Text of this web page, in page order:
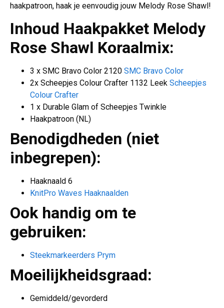
haakpatroon, haak je eenvoudig jouw Melody Rose Shawl!
Inhoud Haakpakket Melody
Rose Shawl Koraalmix:
3 x SMC Bravo Color 2120 SMC Bravo Color
2x Scheepjes Colour Crafter 1132 Leek Scheepjes
Colour Crafter
1 x Durable Glam of Scheepjes Twinkle
Haakpatroon (NL)
Benodigdheden (niet
inbegrepen):
Haaknaald 6
KnitPro Waves Haaknaalden
Ook handig om te
gebruiken:
Steekmarkeerders Prym
Moeilijkheidsgraad:
Gemiddeld/gevorderd